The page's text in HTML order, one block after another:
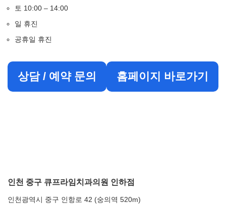
토 10:00 – 14:00
일 휴진
공휴일 휴진
상담 / 예약 문의 홈페이지 바로가기
인천 중구 큐프라임치과의원 인하점
인천광역시 중구 인항로 42 (숭의역 520m)